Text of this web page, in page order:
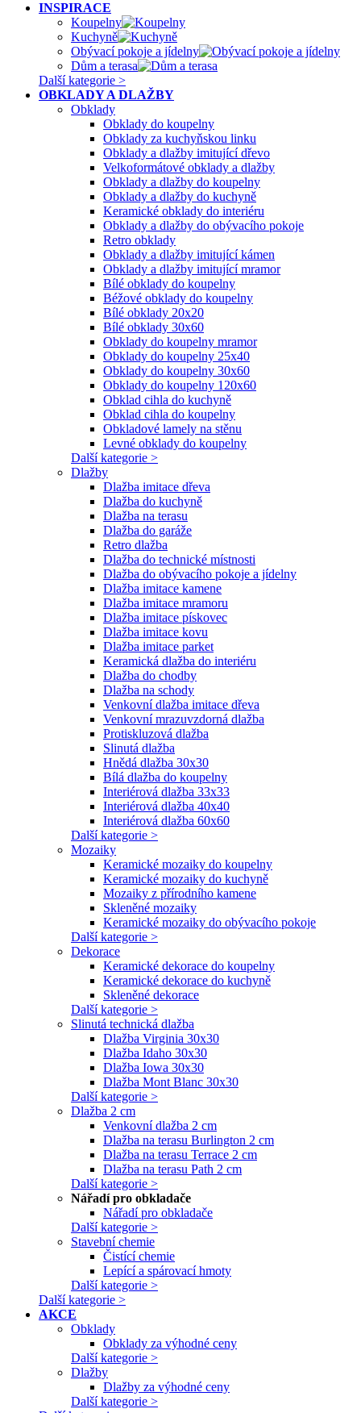
INSPIRACE
Koupelny
Kuchyně
Obývací pokoje a jídelny
Dům a terasa
Další kategorie >
OBKLADY A DLAŽBY
Obklady
Obklady do koupelny
Obklady za kuchyňskou linku
Obklady a dlažby imitující dřevo
Velkoformátové obklady a dlažby
Obklady a dlažby do koupelny
Obklady a dlažby do kuchyně
Keramické obklady do interiéru
Obklady a dlažby do obývacího pokoje
Retro obklady
Obklady a dlažby imitující kámen
Obklady a dlažby imitující mramor
Bílé obklady do koupelny
Béžové obklady do koupelny
Bílé obklady 20x20
Bílé obklady 30x60
Obklady do koupelny mramor
Obklady do koupelny 25x40
Obklady do koupelny 30x60
Obklady do koupelny 120x60
Obklad cihla do kuchyně
Obklad cihla do koupelny
Obkladové lamely na stěnu
Levné obklady do koupelny
Další kategorie >
Dlažby
Dlažba imitace dřeva
Dlažba do kuchyně
Dlažba na terasu
Dlažba do garáže
Retro dlažba
Dlažba do technické místnosti
Dlažba do obývacího pokoje a jídelny
Dlažba imitace kamene
Dlažba imitace mramoru
Dlažba imitace pískovec
Dlažba imitace kovu
Dlažba imitace parket
Keramická dlažba do interiéru
Dlažba do chodby
Dlažba na schody
Venkovní dlažba imitace dřeva
Venkovní mrazuvzdorná dlažba
Protiskluzová dlažba
Slinutá dlažba
Hnědá dlažba 30x30
Bílá dlažba do koupelny
Interiérová dlažba 33x33
Interiérová dlažba 40x40
Interiérová dlažba 60x60
Další kategorie >
Mozaiky
Keramické mozaiky do koupelny
Keramické mozaiky do kuchyně
Mozaiky z přírodního kamene
Skleněné mozaiky
Keramické mozaiky do obývacího pokoje
Další kategorie >
Dekorace
Keramické dekorace do koupelny
Keramické dekorace do kuchyně
Skleněné dekorace
Další kategorie >
Slinutá technická dlažba
Dlažba Virginia 30x30
Dlažba Idaho 30x30
Dlažba Iowa 30x30
Dlažba Mont Blanc 30x30
Další kategorie >
Dlažba 2 cm
Venkovní dlažba 2 cm
Dlažba na terasu Burlington 2 cm
Dlažba na terasu Terrace 2 cm
Dlažba na terasu Path 2 cm
Další kategorie >
Nářadí pro obkladače
Nářadí pro obkladače
Další kategorie >
Stavební chemie
Čistící chemie
Lepící a spárovací hmoty
Další kategorie >
Další kategorie >
AKCE
Obklady
Obklady za výhodné ceny
Další kategorie >
Dlažby
Dlažby za výhodné ceny
Další kategorie >